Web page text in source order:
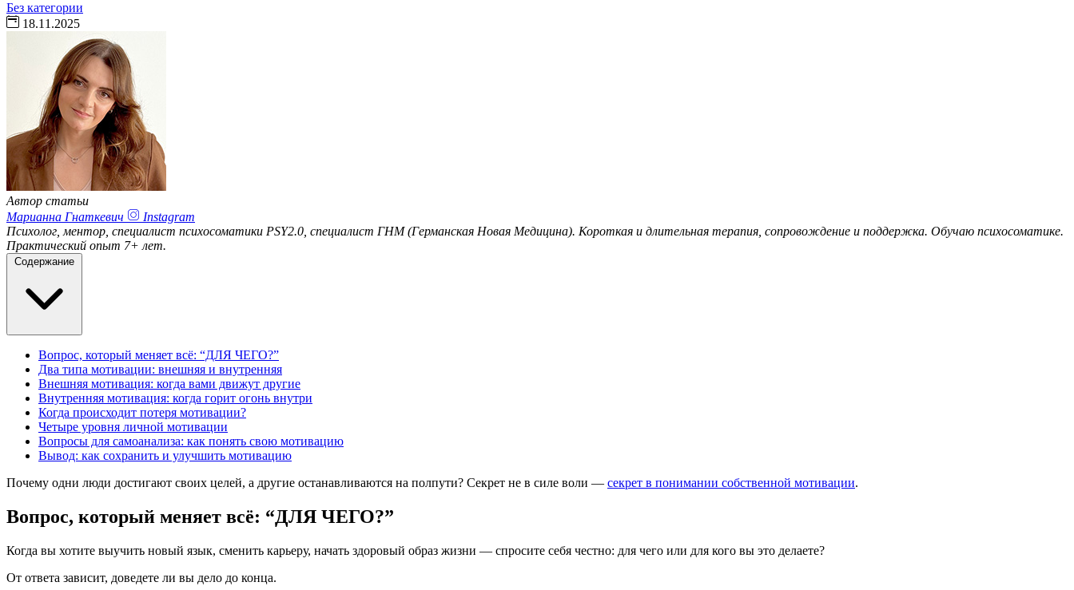
Без категории
18.11.2025
Автор статьи
Марианна Гнаткевич
Instagram
Психолог, ментор, специалист психосоматики PSY2.0, специалист ГНМ (Германская Новая Медицина). Короткая и длительная терапия, сопровождение и поддержка. Обучаю психосоматике.
Практический опыт 7+ лет.
Содержание
Вопрос, который меняет всё: “ДЛЯ ЧЕГО?”
Два типа мотивации: внешняя и внутренняя
Внешняя мотивация: когда вами движут другие
Внутренняя мотивация: когда горит огонь внутри
Когда происходит потеря мотивации?
Четыре уровня личной мотивации
Вопросы для самоанализа: как понять свою мотивацию
Вывод: как сохранить и улучшить мотивацию
Почему одни люди достигают своих целей, а другие останавливаются на полпути? Секрет не в силе воли — секрет в понимании собственной мотивации.
Вопрос, который меняет всё: “ДЛЯ ЧЕГО?”
Когда вы хотите выучить новый язык, сменить карьеру, начать здоровый образ жизни — спросите себя честно: для чего или для кого вы это делаете?
От ответа зависит, доведете ли вы дело до конца.